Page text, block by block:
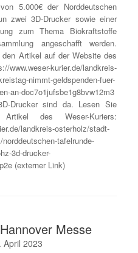
5.000€ der Norddeutschen
zwei 3D-Drucker sowie einer
zum Thema Biokraftstoffe
angeschafft werden.
Artikel auf der Website des
kurier.de/landkreis-
nimmt-geldspenden-fuer-
an-doc7o1jufsbe1g8bvw12m3
Drucker sind da. Lesen Sie
des Weser-Kuriers:
landkreis-osterholz/stadt-
tafelrunde-
3d-drucker-
(externer Link)
Messe
April 2023